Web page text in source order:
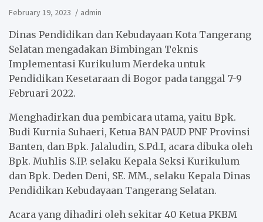
February 19, 2023 admin
Dinas Pendidikan dan Kebudayaan Kota Tangerang
Selatan mengadakan Bimbingan Teknis
Implementasi Kurikulum Merdeka untuk
Pendidikan Kesetaraan di Bogor pada tanggal 7-9
Februari 2022.
Menghadirkan dua pembicara utama, yaitu Bpk.
Budi Kurnia Suhaeri, Ketua BAN PAUD PNF Provinsi
Banten, dan Bpk. Jalaludin, S.Pd.I, acara dibuka oleh
Bpk. Muhlis S.IP. selaku Kepala Seksi Kurikulum
dan Bpk. Deden Deni, SE. MM., selaku Kepala Dinas
Pendidikan Kebudayaan Tangerang Selatan.
Acara yang dihadiri oleh sekitar 40 Ketua PKBM